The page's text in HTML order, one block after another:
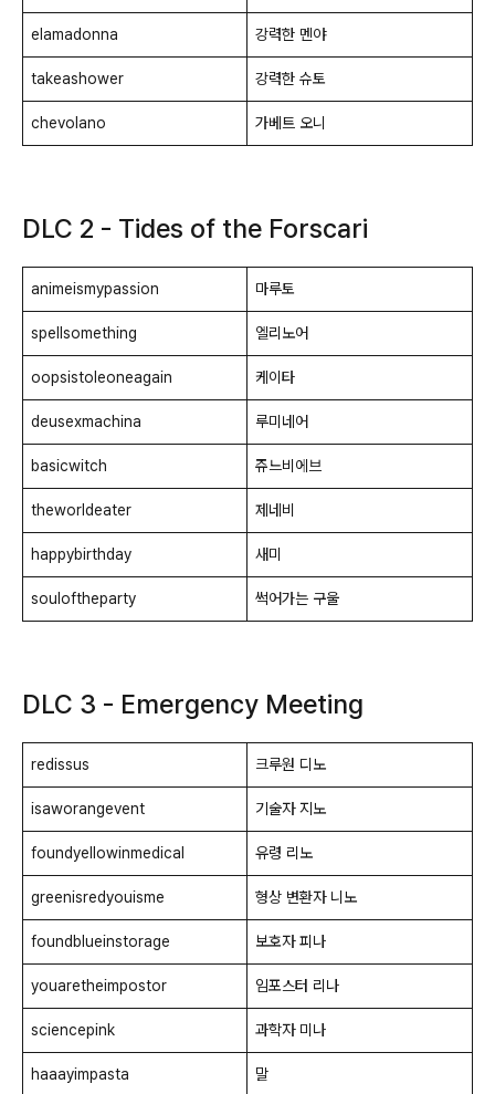
elamadonna 강력한 멘야
takeashower 강력한 슈토
chevolano 가베트 오니
DLC 2 - Tides of the Forscari
animeismypassion 마루토
spellsomething 엘리노어
oopsistoleoneagain 케이타
deusexmachina 루미네어
basicwitch 쥬느비에브
theworldeater 제네비
happybirthday 새미
souloftheparty 썩어가는 구울
DLC 3 - Emergency Meeting
redissus 크루원 디노
isaworangevent 기술자 지노
foundyellowinmedical 유령 리노
greenisredyouisme 형상 변환자 니노
foundblueinstorage 보호자 피나
youaretheimpostor 임포스터 리나
sciencepink 과학자 미나
haaayimpasta 말